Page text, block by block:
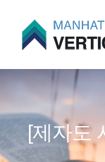
[제자도